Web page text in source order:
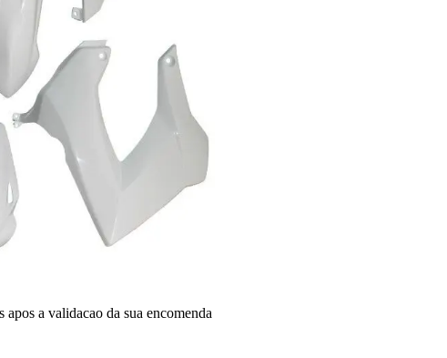
apos a validacao da sua encomenda